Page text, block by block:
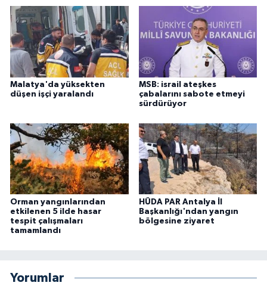
Malatya'da yüksekten
düşen işçi yaralandı
MSB: israil ateşkes
çabalarını sabote etmeyi
sürdürüyor
Orman yangınlarından
etkilenen 5 ilde hasar
tespit çalışmaları
tamamlandı
HÜDA PAR Antalya İl
Başkanlığı'ndan yangın
bölgesine ziyaret
Yorumlar